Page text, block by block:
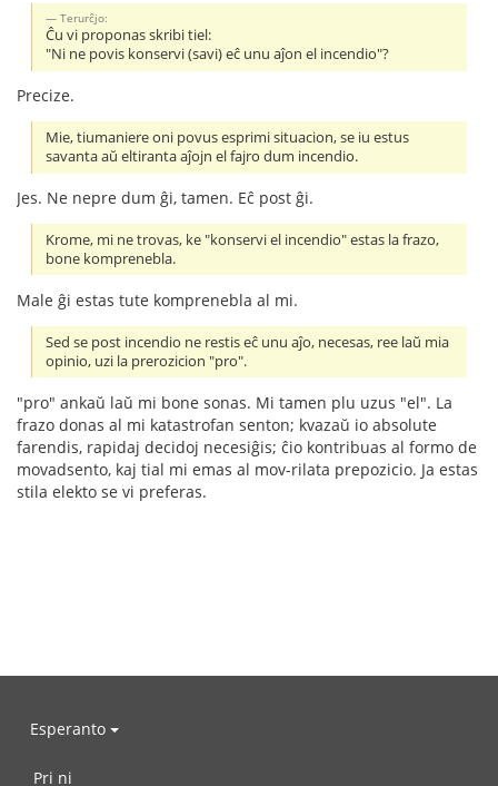
Terurĉjo:
Ĉu vi proponas skribi tiel:
"Ni ne povis konservi (savi) eĉ unu aĵon el incendio"?
Precize.
Mie, tiumaniere oni povus esprimi situacion, se iu estus
savanta aŭ eltiranta aĵojn el fajro dum incendio.
Jes. Ne nepre dum ĝi, tamen. Eĉ post ĝi.
Krome, mi ne trovas, ke "konservi el incendio" estas la frazo,
bone komprenebla.
Male ĝi estas tute komprenebla al mi.
Sed se post incendio ne restis eĉ unu aĵo, necesas, ree laŭ mia
opinio, uzi la prerozicion "pro".
"pro" ankaŭ laŭ mi bone sonas. Mi tamen plu uzus "el". La
frazo donas al mi katastrofan senton; kvazaŭ io absolute
farendis, rapidaj decidoj necesiĝis; ĉio kontribuas al formo de
movadsento, kaj tial mi emas al mov-rilata prepozicio. Ja estas
stila elekto se vi preferas.
Esperanto
Pri ni